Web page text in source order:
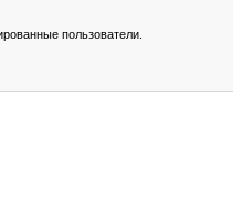
пользователи.